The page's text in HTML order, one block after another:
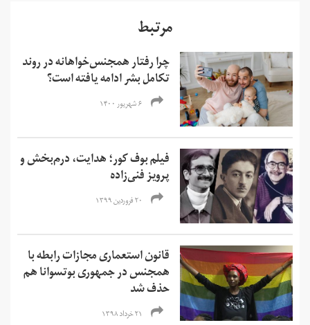
مرتبط
چرا رفتار همجنس‌خواهانه در روند
تکامل بشر ادامه یافته است؟
۶ شهریور ۱۴۰۰
فیلم بوف کور؛ هدایت، درم‌بخش و
پرویز فنی‌زاده
۲۰ فروردین ۱۳۹۹
قانون استعماری مجازات رابطه با
همجنس در جمهوری بوتسوانا هم
حذف شد
۲۱ خرداد ۱۳۹۸